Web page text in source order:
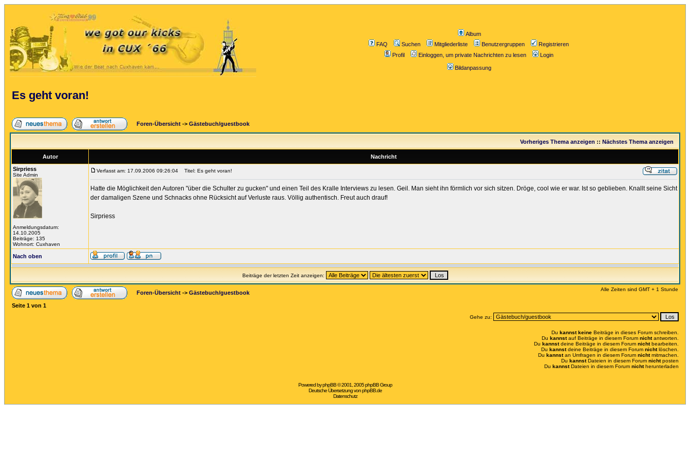
Album
FAQ
Suchen Mitgliederliste Benutzergruppen
Registrieren
Profil
Einloggen, um private Nachrichten zu lesen Login
Bildanpassung
Es geht voran!
Foren-Übersicht -> Gästebuch/guestbook
Vorheriges Thema anzeigen :: Nächstes Thema anzeigen
Autor
Nachricht
Sirpriess
Site Admin
Anmeldungsdatum:
14.10.2005
Beiträge: 135
Wohnort: Cuxhaven
Verfasst am: 17.09.2006 09:26:04 Titel: Es geht voran!
Hatte die Möglichkeit den Autoren "über die Schulter zu gucken" und einen Teil des Kralle Interviews zu lesen. Geil. Man sieht ihn förmlich vor sich sitzen. Dröge, cool wie er war. Ist so geblieben. Knallt seine Sicht
der damaligen Szene und Schnacks ohne Rücksicht auf Verluste raus. Völlig authentisch. Freut auch drauf!
Sirpriess
Nach oben
Beiträge der letzten Zeit anzeigen:
Foren-Übersicht -> Gästebuch/guestbook
Alle Zeiten sind GMT + 1 Stunde
Seite 1 von 1
Gehe zu:
Du kannst keine Beiträge in dieses Forum schreiben.
Du kannstauf Beiträge in diesem Forum nichtantworten.
Du kannstdeine Beiträge in diesem Forum nichtbearbeiten.
Du kannstdeine Beiträge in diesem Forum nichtlöschen.
Du kannstan Umfragen in diesem Forum nichtmitmachen.
Du kannstDateien in diesem Forum nichtposten
Du kannstDateien in diesem Forum nichtherunterladen
Powered byphpBB© 2001, 2005 phpBB Group
Deutsche Übersetzung vonphpBB.de
Datenschutz